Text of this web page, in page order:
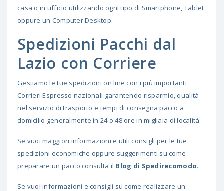
casa o in ufficio utilizzando ogni tipo di Smartphone, Tablet
oppure un Computer Desktop.
Spedizioni Pacchi dal
Lazio con Corriere
Gestiamo le tue spedizioni on line con i più importanti
Corrieri Espresso nazionali garantendo risparmio, qualità
nel servizio di trasporto e tempi di consegna pacco a
domicilio generalmente in 24 o 48 ore in migliaia di località.
Se vuoi maggiori informazioni e utili consigli per le tue
spedizioni economiche oppure suggerimenti su come
preparare un pacco consulta il Blog di Spedirecomodo.
Se vuoi informazioni e consigli su come realizzare un